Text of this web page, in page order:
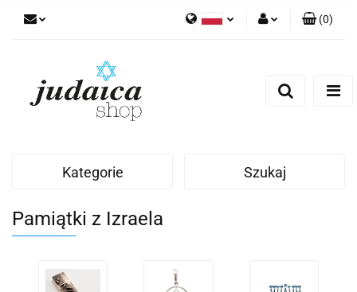
(0)
Kategorie Szukaj
Pamiątki z Izraela